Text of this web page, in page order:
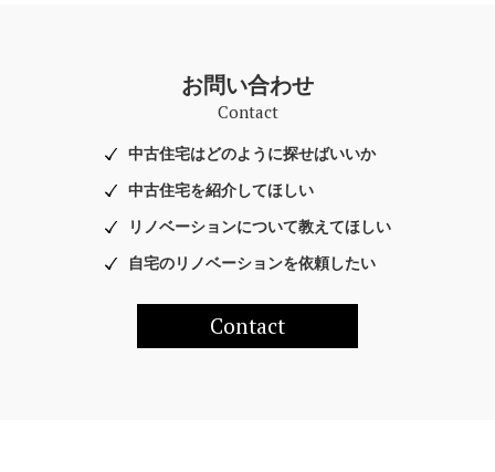
お問い合わせ
Contact
中古住宅はどのように探せばいいか
中古住宅を紹介してほしい
リノベーションについて教えてほしい
自宅のリノベーションを依頼したい
Contact